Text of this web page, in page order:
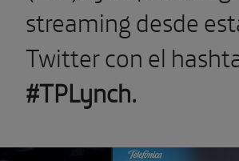
streaming desde
Twitter con el
#TPLynch.